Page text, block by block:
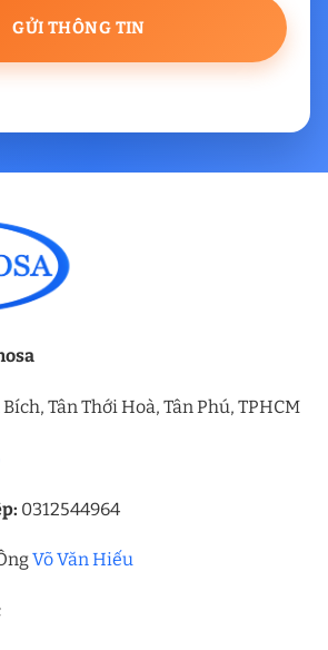
Tân Thới Hoà, Tân Phú, TPHCM
0312544964
Võ Văn Hiếu